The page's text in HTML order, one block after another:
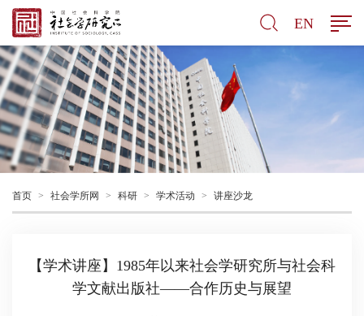
EN
首页 > 社会学所网 > 科研 > 学术活动 > 讲座沙龙
【学术讲座】1985年以来社会学研究所与社会科
学文献出版社——合作历史与展望